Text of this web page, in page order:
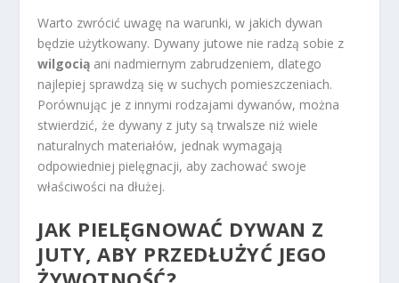
Warto zwrócić uwagę na warunki, w jakich dywan
będzie użytkowany. Dywany jutowe nie radzą sobie z
wilgocią ani nadmiernym zabrudzeniem, dlatego
najlepiej sprawdzą się w suchych pomieszczeniach.
Porównując je z innymi rodzajami dywanów, można
stwierdzić, że dywany z juty są trwalsze niż wiele
naturalnych materiałów, jednak wymagają
odpowiedniej pielęgnacji, aby zachować swoje
właściwości na dłużej.
JAK PIELĘGNOWAĆ DYWAN Z
JUTY, ABY PRZEDŁUŻYĆ JEGO